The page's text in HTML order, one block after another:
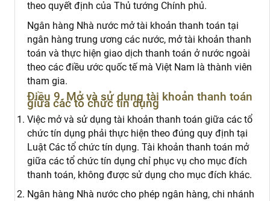
theo quyết định của Thủ tướng Chính phủ.
Ngân hàng Nhà nước mở tài khoản thanh toán tại
ngân hàng trung ương các nước, mở tài khoản thanh
toán và thực hiện giao dịch thanh toán ở nước ngoài
theo các điều ước quốc tế mà Việt Nam là thành viên
tham gia.
Điều 9. Mở và sử dụng tài khoản thanh toán
giữa các tổ chức tín dụng
Việc mở và sử dụng tài khoản thanh toán giữa các tổ
chức tín dụng phải thực hiện theo đúng quy định tại
Luật Các tổ chức tín dụng. Tài khoản thanh toán mở
giữa các tổ chức tín dụng chỉ phục vụ cho mục đích
thanh toán, không được sử dụng cho mục đích khác.
Ngân hàng Nhà nước cho phép ngân hàng, chi nhánh